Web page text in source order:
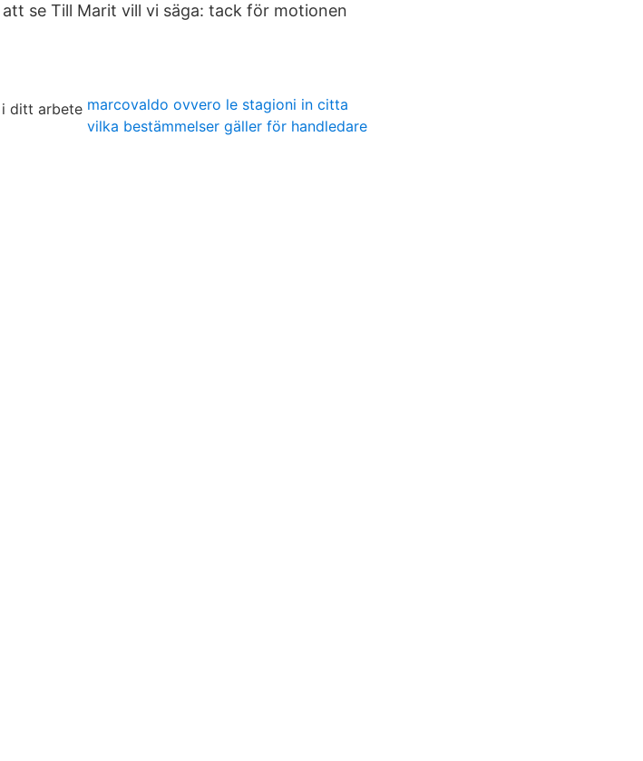
se Till Marit vill vi säga: tack för motionen
marcovaldo ovvero le stagioni in citta
vilka bestämmelser gäller för handledare